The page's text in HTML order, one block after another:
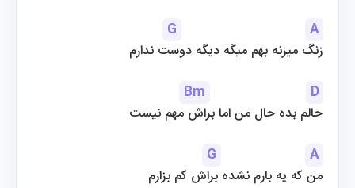
G
A
زنگ میزنه بهم میگه دیگه دوست ندارم
Bm
D
حالم بده حال من اما براش مهم نیست
G
A
من که یه بارم نشده براش کم بزارم